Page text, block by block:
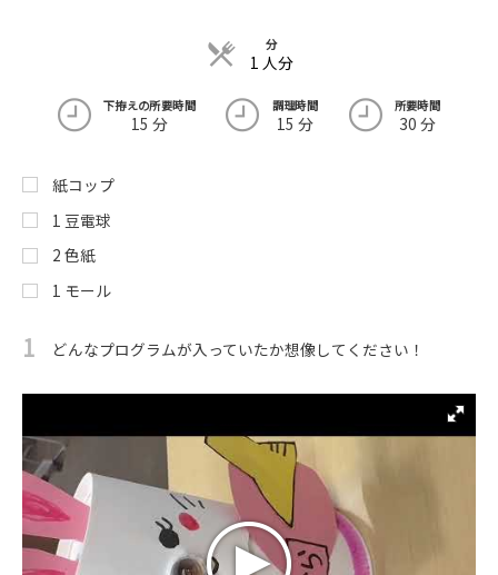
分
1 人分
下拵えの所要時間
15 分
調理時間
15 分
所要時間
30 分
紙コップ
1 豆電球
2 色紙
1 モール
1 どんなプログラムが入っていたか想像してください！